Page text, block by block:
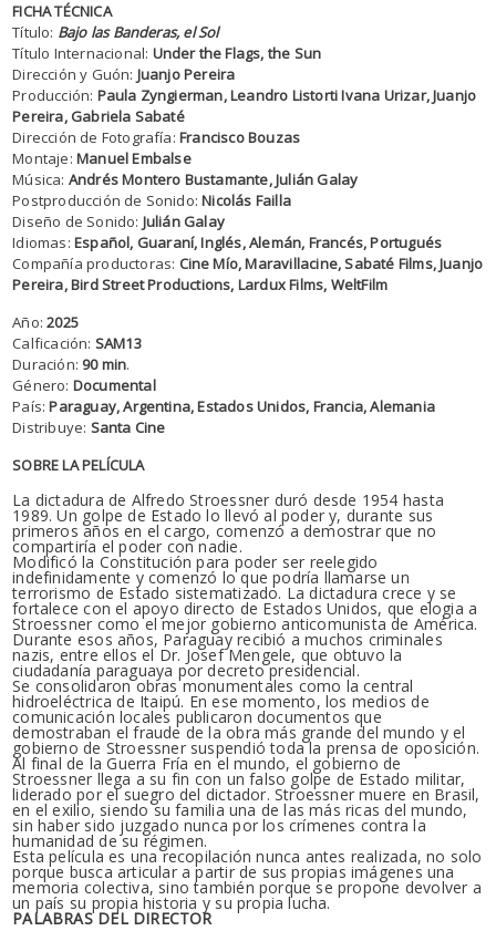
FICHA TÉCNICA
Título: Bajo las Banderas, el Sol
Título Internacional: Under the Flags, the Sun
Dirección y Guón: Juanjo Pereira
Producción: Paula Zyngierman, Leandro Listorti Ivana Urizar, Juanjo
Pereira, Gabriela Sabaté
Dirección de Fotografía:Francisco Bouzas
Montaje: Manuel Embalse
Música: Andrés Montero Bustamante, Julián Galay
Postproducción de Sonido:Nicolás Failla
Diseño de Sonido: Julián Galay
Idiomas: Español, Guaraní, Inglés, Alemán, Francés, Portugués
Compañía productoras: Cine Mío, Maravillacine, Sabaté Films, Juanjo
Pereira, Bird Street Productions, Lardux Films, WeltFilm
Año:2025
Calficación: SAM13
Duración: 90 min.
Género: Documental
País:Paraguay, Argentina, Estados Unidos, Francia, Alemania
Distribuye: Santa Cine
SOBRE LA PELÍCULA
La dictadura de Alfredo Stroessner duró desde 1954 hasta
1989. Un golpe de Estado lo llevó al poder y, durante sus
primeros años en el cargo, comenzó a demostrar que no
compartiría el poder con nadie.
Modificó la Constitución para poder ser reelegido
indefinidamente y comenzó lo que podría llamarse un
terrorismo de Estado sistematizado. La dictadura crece y se
fortalece con el apoyo directo de Estados Unidos, que elogia a
Stroessner como el mejor gobierno anticomunista de América.
Durante esos años, Paraguay recibió a muchos criminales
nazis, entre ellos el Dr. Josef Mengele, que obtuvo la
ciudadanía paraguaya por decreto presidencial.
Se consolidaron obras monumentales como la central
hidroeléctrica de Itaipú. En ese momento, los medios de
comunicación locales publicaron documentos que
demostraban el fraude de la obra más grande del mundo y el
gobierno de Stroessner suspendió toda la prensa de oposición.
Al final de la Guerra Fría en el mundo, el gobierno de
Stroessner llega a su fin con un falso golpe de Estado militar,
liderado por el suegro del dictador. Stroessner muere en Brasil,
en el exilio, siendo su familia una de las más ricas del mundo,
sin haber sido juzgado nunca por los crímenes contra la
humanidad de su régimen.
Esta película es una recopilación nunca antes realizada, no solo
porque busca articular a partir de sus propias imágenes una
memoria colectiva, sino también porque se propone devolver a
un país su propia historia y su propia lucha.
PALABRAS DEL DIRECTOR